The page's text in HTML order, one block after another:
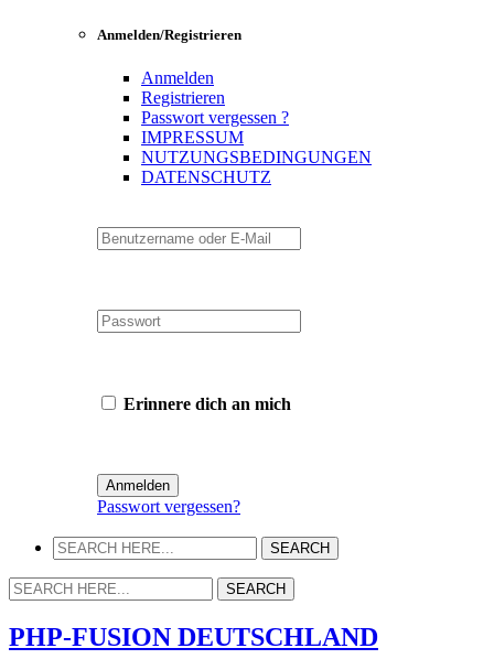
Anmelden/Registrieren
Anmelden
Registrieren
Passwort vergessen ?
IMPRESSUM
NUTZUNGSBEDINGUNGEN
DATENSCHUTZ
Erinnere dich an mich
Passwort vergessen?
PHP-FUSION DEUTSCHLAND